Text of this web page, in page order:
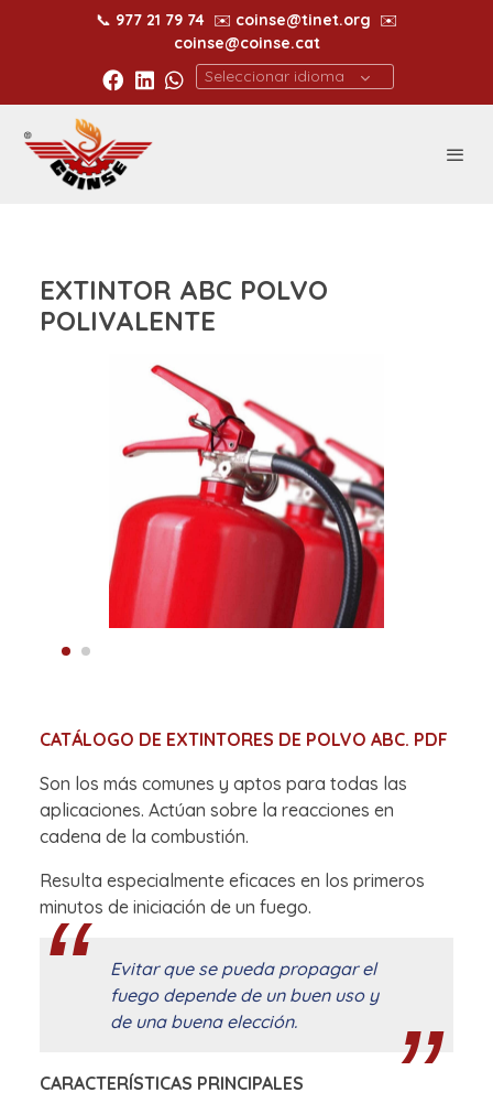
📞 977 21 79 74 ✉️ coinse@tinet.org ✉️
coinse@coinse.cat
Seleccionar idioma
EXTINTOR ABC POLVO
POLIVALENTE
CATÁLOGO DE EXTINTORES DE POLVO ABC. PDF
Son los más comunes y aptos para todas las
aplicaciones. Actúan sobre la reacciones en
cadena de la combustión.
Resulta especialmente eficaces en los primeros
minutos de iniciación de un fuego.
Evitar que se pueda propagar el
fuego depende de un buen uso y
de una buena elección.
CARACTERÍSTICAS PRINCIPALES